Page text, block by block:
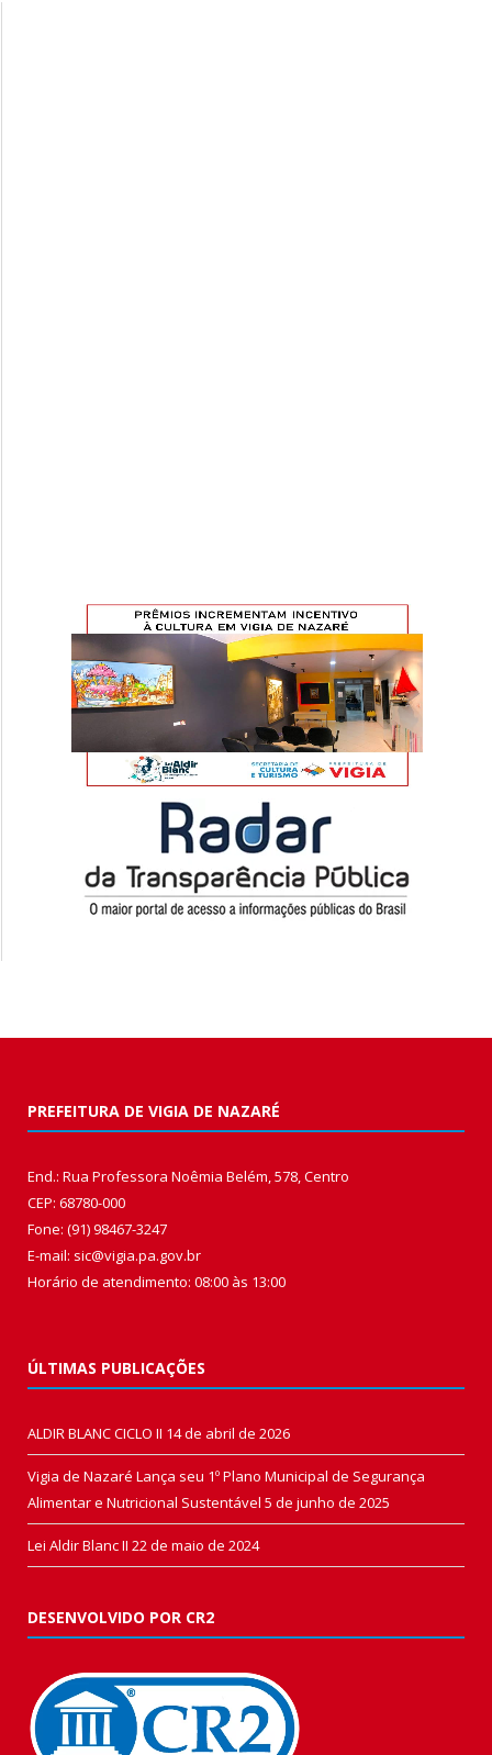
PREFEITURA DE VIGIA DE NAZARÉ
End.: Rua Professora Noêmia Belém, 578, Centro
CEP: 68780-000
Fone: (91) 98467-3247
E-mail: sic@vigia.pa.gov.br
Horário de atendimento: 08:00 às 13:00
ÚLTIMAS PUBLICAÇÕES
ALDIR BLANC CICLO II 14 de abril de 2026
Vigia de Nazaré Lança seu 1º Plano Municipal de Segurança
Alimentar e Nutricional Sustentável 5 de junho de 2025
Lei Aldir Blanc II 22 de maio de 2024
DESENVOLVIDO POR CR2